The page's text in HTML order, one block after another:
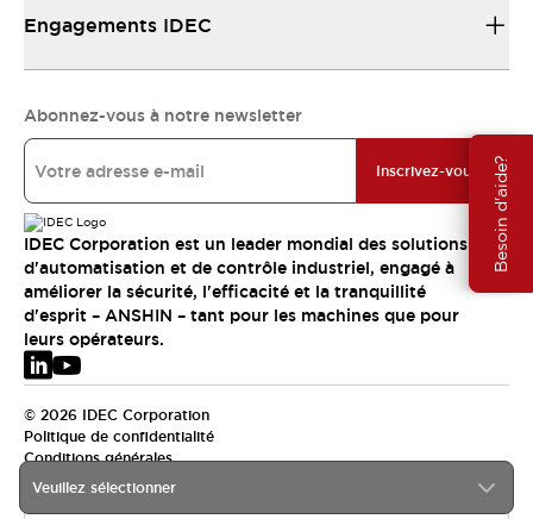
Besoin d'aide?
Veuillez sélectionner
Engagements IDEC
Abonnez-vous à notre newsletter
Inscrivez-vous
IDEC Corporation est un leader mondial des solutions
d'automatisation et de contrôle industriel, engagé à
améliorer la sécurité, l'efficacité et la tranquillité
d'esprit – ANSHIN – tant pour les machines que pour
leurs opérateurs.
© 2026 IDEC Corporation
Politique de confidentialité
Conditions générales
EMEA